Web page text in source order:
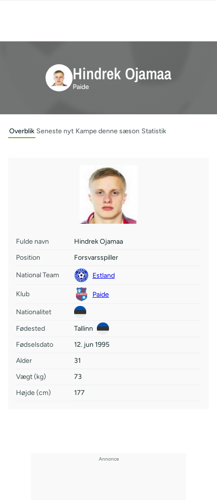
Hindrek Ojamaa
Paide
Overblik Seneste nyt Kampe denne sæson Statistik
Fulde navn
Hindrek Ojamaa
Position
Forsvarsspiller
National Team Estland
Klub Paide
Nationalitet
Fødested
Tallinn
Fødselsdato
12. jun 1995
Alder
31
Vægt (kg)
73
Højde (cm)
177